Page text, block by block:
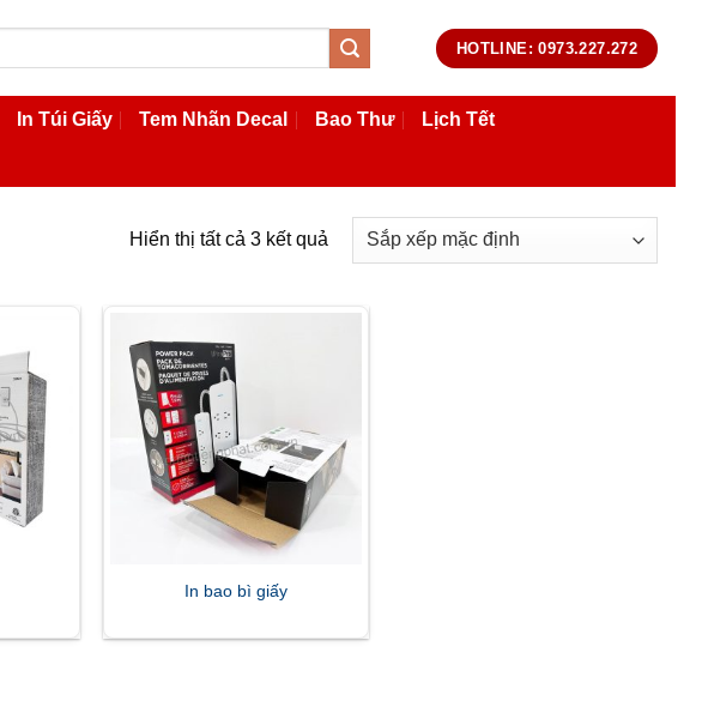
HOTLINE: 0973.227.272
In Túi Giấy Tem Nhãn Decal Bao Thư Lịch Tết
Hiển thị tất cả 3 kết quả
In bao bì giấy